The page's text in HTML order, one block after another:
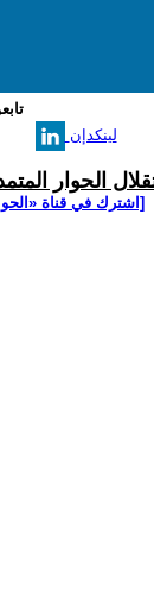
لينكدإن
الحوار
[اشترك في قناة